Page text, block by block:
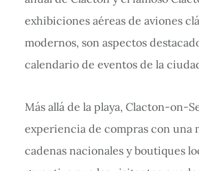
exhibiciones aéreas de aviones
modernos, son aspectos
calendario de eventos de la
Más allá de la playa, Clacton-on-
experiencia de compras con una
cadenas nacionales y boutiques